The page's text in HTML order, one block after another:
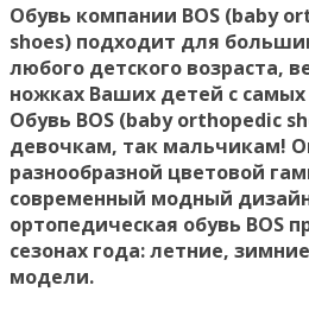
Обувь компании BOS (baby
shoes) подходит для
любого детского возраста,
ножках Ваших детей с
Обувь BOS (baby orthopedic
девочкам, так мальчикам!
разнообразной цветовой
современный модный
ортопедическая обувь BOS
сезонах года: летние,
модели.